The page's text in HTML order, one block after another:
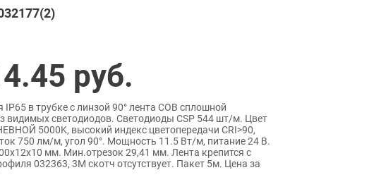
руб.
IP65 в трубке с линзой 90° лента COB сплошной
видимых светодиодов. Светодиоды CSP 544 шт/м. Цвет
5000K, высокий индекс цветопередачи CRI>90,
750 лм/м, угол 90°. Мощность 11.5 Вт/м, питание 24 В.
мм. Мин.отрезок 29,41 мм. Лента крепится с
032363, 3М скотч отсутствует. Пакет 5м. Цена за